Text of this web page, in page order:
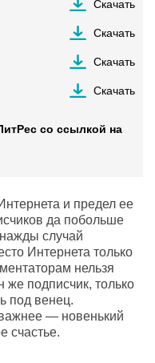
Скачать
Скачать
Скачать
Скачать
со ссылкой на
и предел ее
да побольше
случай
Интернета только
нельзя
же подписчик, только
под венец.
— новенький
счастье.